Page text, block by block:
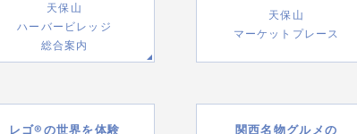
天保山
ハーバービレッジ
総合案内
天保山
マーケットプレース
レゴ®の世界を体験 関西名物グルメの